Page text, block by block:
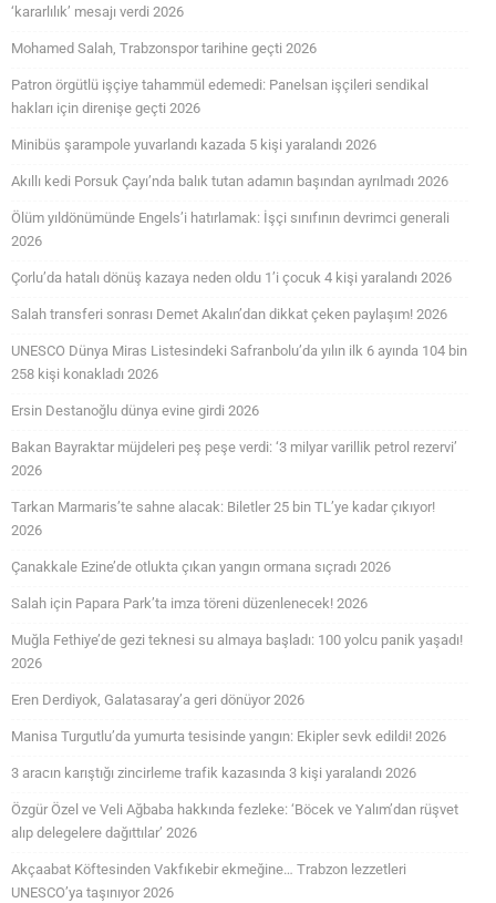
‘kararlılık’ mesajı verdi 2026
Mohamed Salah, Trabzonspor tarihine geçti 2026
Patron örgütlü işçiye tahammül edemedi: Panelsan işçileri sendikal
hakları için direnişe geçti 2026
Minibüs şarampole yuvarlandı kazada 5 kişi yaralandı 2026
Akıllı kedi Porsuk Çayı’nda balık tutan adamın başından ayrılmadı 2026
Ölüm yıldönümünde Engels’i hatırlamak: İşçi sınıfının devrimci generali
2026
Çorlu’da hatalı dönüş kazaya neden oldu 1’i çocuk 4 kişi yaralandı 2026
Salah transferi sonrası Demet Akalın’dan dikkat çeken paylaşım! 2026
UNESCO Dünya Miras Listesindeki Safranbolu’da yılın ilk 6 ayında 104 bin
258 kişi konakladı 2026
Ersin Destanoğlu dünya evine girdi 2026
Bakan Bayraktar müjdeleri peş peşe verdi: ‘3 milyar varillik petrol rezervi’
2026
Tarkan Marmaris’te sahne alacak: Biletler 25 bin TL’ye kadar çıkıyor!
2026
Çanakkale Ezine’de otlukta çıkan yangın ormana sıçradı 2026
Salah için Papara Park’ta imza töreni düzenlenecek! 2026
Muğla Fethiye’de gezi teknesi su almaya başladı: 100 yolcu panik yaşadı!
2026
Eren Derdiyok, Galatasaray’a geri dönüyor 2026
Manisa Turgutlu’da yumurta tesisinde yangın: Ekipler sevk edildi! 2026
3 aracın karıştığı zincirleme trafik kazasında 3 kişi yaralandı 2026
Özgür Özel ve Veli Ağbaba hakkında fezleke: ‘Böcek ve Yalım’dan rüşvet
alıp delegelere dağıttılar’ 2026
Akçaabat Köftesinden Vakfıkebir ekmeğine… Trabzon lezzetleri
UNESCO’ya taşınıyor 2026